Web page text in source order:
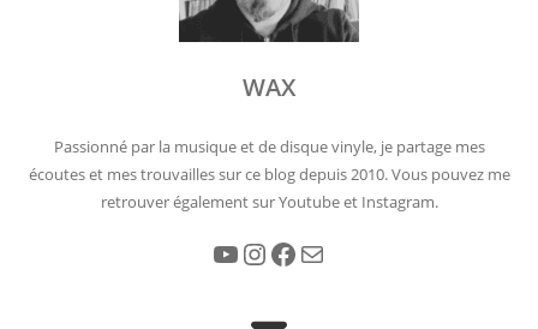
WAX
Passionné par la musique et de disque vinyle, je partage mes
écoutes et mes trouvailles sur ce blog depuis 2010. Vous pouvez me
retrouver également sur Youtube et Instagram.
YouTube Instagram Facebook